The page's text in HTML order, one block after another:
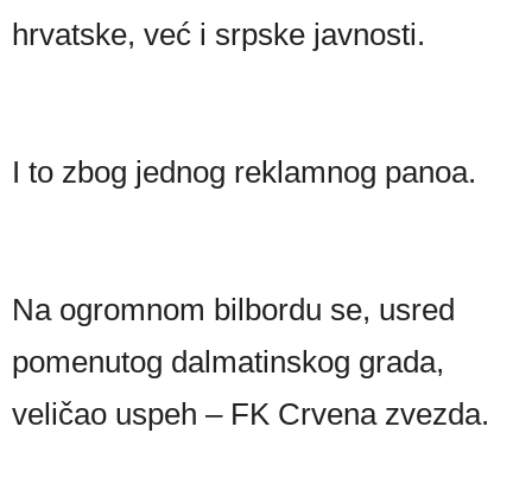
hrvatske, već i srpske javnosti.
I to zbog jednog reklamnog panoa.
Na ogromnom bilbordu se, usred
pomenutog dalmatinskog grada,
veličao uspeh – FK Crvena zvezda.